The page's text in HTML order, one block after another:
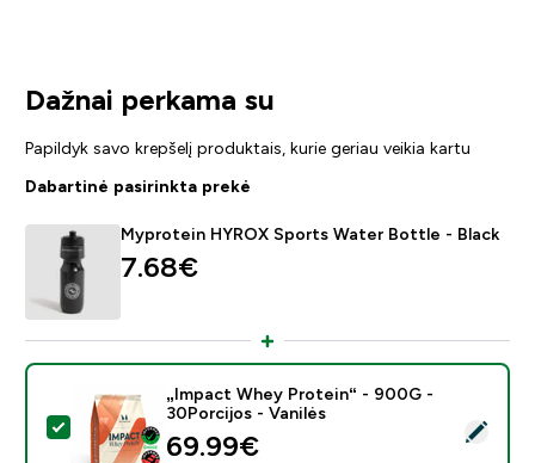
Dažnai perkama su
Papildyk savo krepšelį produktais, kurie geriau veikia kartu
Dabartinė pasirinkta prekė
Myprotein HYROX Sports Water Bottle - Black
7.68€‎
Pasirinkti šį produktą - „Impact Whey Protein“ -
„Impact Whey Protein“ - 900G -
30Porcijos - Vanilės
69.99€‎